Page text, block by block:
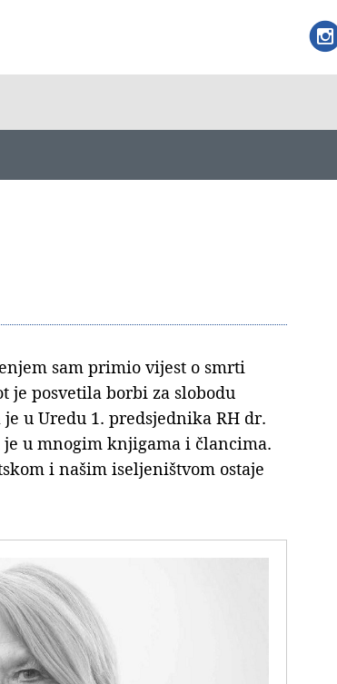
sam primio vijest o smrti
je posvetila borbi za slobodu
u Uredu 1. predsjednika RH dr.
u mnogim knjigama i člancima.
i našim iseljeništvom ostaje